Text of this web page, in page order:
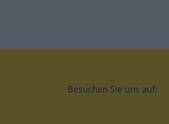
Besuchen Sie uns auf: